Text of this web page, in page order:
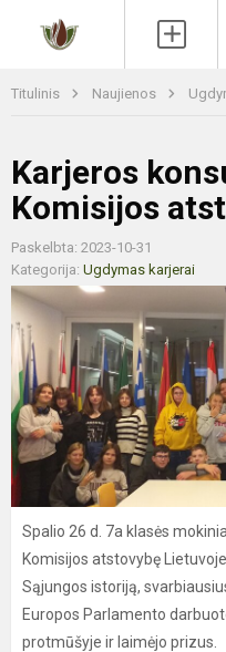
Titulinis Naujienos
Karjeros
Komisijos
Paskelbta: 2023-10-31
Kategorija: Ugdymas karjerai
Spalio 26 d. 7a klasės
Komisijos atstovybę
Sąjungos istoriją,
Europos Parlamento
protmūšyje ir laimėjo prizus.